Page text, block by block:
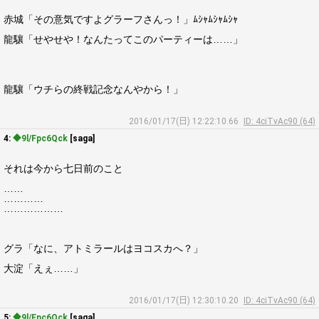
赤城「その意気ですよグラーフさんっ！」ﾑｼｬﾑｼｬﾑｼｬ
龍驤「せやせや！なんたってこのパーティーは……」
龍驤「ウチらの終戦記念なんやから！」
2016/01/17(日) 12:22:10.66
ID: 4ciTvAc90 (64)
4: ◆9l/Fpc6Qck [saga]
それは今から七日前のこと
グラ「なに、アトミラールはヨコスカへ？」
大淀「えぇ……」
2016/01/17(日) 12:30:10.20
ID: 4ciTvAc90 (64)